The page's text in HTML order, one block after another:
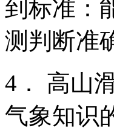
到标准：
测判断准
4． 高山
气象知识